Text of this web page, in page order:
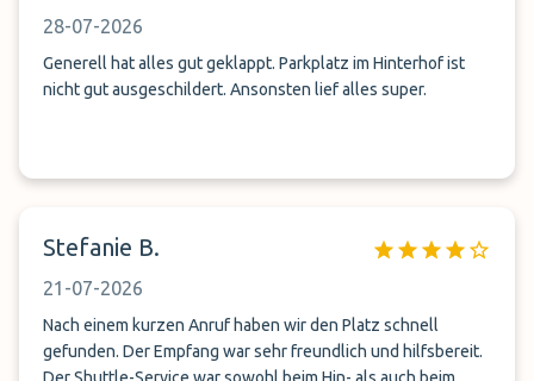
28-07-2026
Generell hat alles gut geklappt. Parkplatz im Hinterhof ist
nicht gut ausgeschildert. Ansonsten lief alles super.
Stefanie B.
21-07-2026
Nach einem kurzen Anruf haben wir den Platz schnell
gefunden. Der Empfang war sehr freundlich und hilfsbereit.